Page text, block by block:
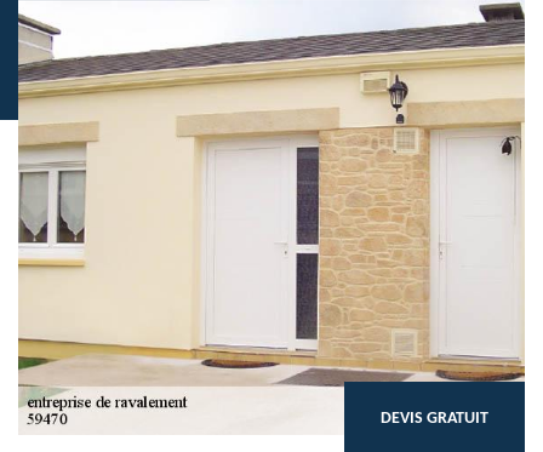
DEVIS GRATUIT